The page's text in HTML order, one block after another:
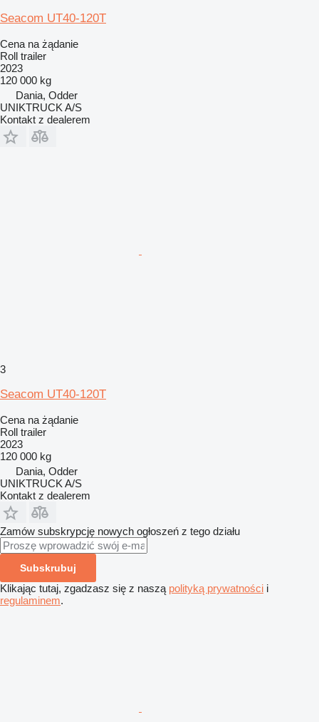
Seacom UT40-120T
Cena na żądanie
Roll trailer
2023
120 000 kg
Dania, Odder
UNIKTRUCK A/S
Kontakt z dealerem
3
Seacom UT40-120T
Cena na żądanie
Roll trailer
2023
120 000 kg
Dania, Odder
UNIKTRUCK A/S
Kontakt z dealerem
Zamów subskrypcję nowych ogłoszeń z tego działu
Subskrubuj
Klikając tutaj, zgadzasz się z naszą polityką prywatności i
regulaminem.